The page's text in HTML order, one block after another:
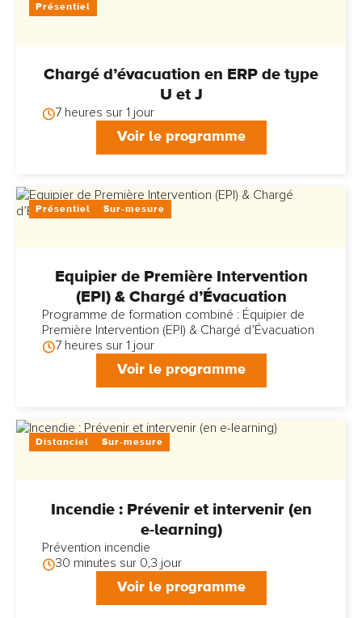
Présentiel
Chargé d’évacuation en ERP de type
U et J
7 heures sur 1 jour
Voir le programme
Présentiel Sur-mesure
Equipier de Première Intervention
(EPI) & Chargé d’Évacuation
Programme de formation combiné : Équipier de
Première Intervention (EPI) & Chargé d’Évacuation
7 heures sur 1 jour
Voir le programme
Distanciel Sur-mesure
Incendie : Prévenir et intervenir (en
e-learning)
Prévention incendie
30 minutes sur 0,3 jour
Voir le programme